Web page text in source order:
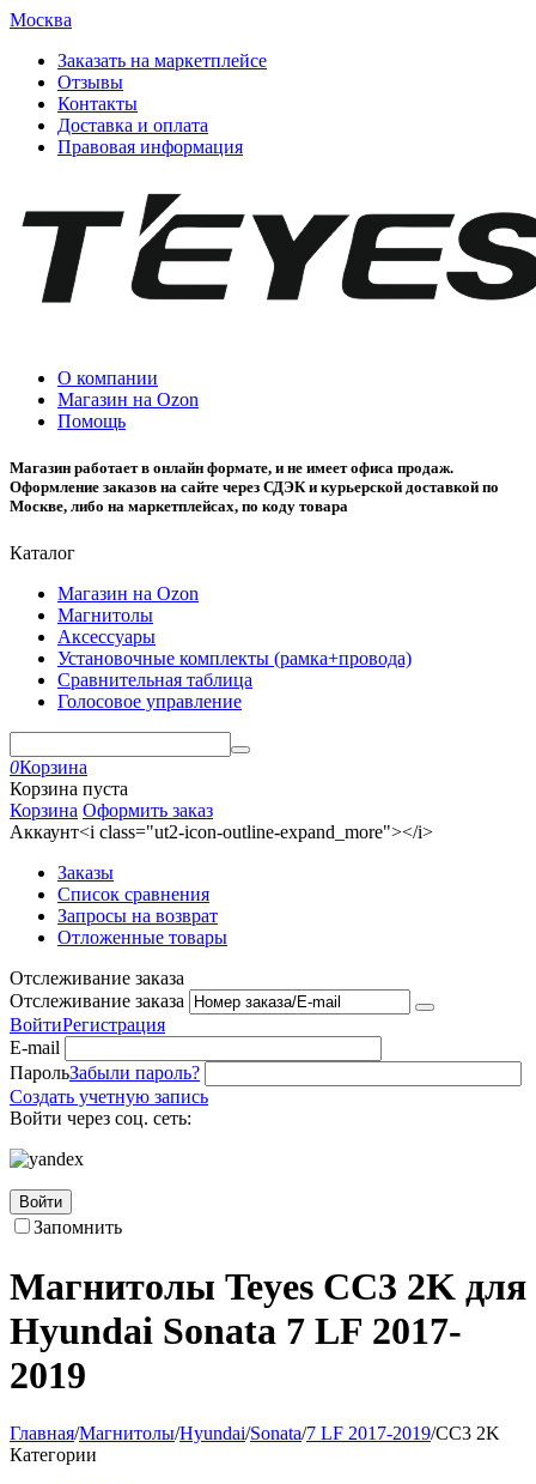
Москва
Заказать на маркетплейсе
Отзывы
Контакты
Доставка и оплата
Правовая информация
О компании
Магазин на Ozon
Помощь
Магазин работает в онлайн формате, и не имеет офиса продаж.
Оформление заказов на сайте через СДЭК и курьерской доставкой по
Москве, либо на маркетплейсах, по коду товара
Каталог
Магазин на Ozon
Магнитолы
Аксессуары
Установочные комплекты (рамка+провода)
Сравнительная таблица
Голосовое управление
0Корзина
Корзина пуста
Корзина Оформить заказ
Аккаунт<i class="ut2-icon-outline-expand_more"></i>
Заказы
Список сравнения
Запросы на возврат
Отложенные товары
Отслеживание заказа
Отслеживание заказа
ВойтиРегистрация
E-mail
ПарольЗабыли пароль?
Создать учетную запись
Войти через соц. сеть:
Войти
Запомнить
Магнитолы Teyes CC3 2K для
Hyundai Sonata 7 LF 2017-
2019
Главная/Магнитолы/Hyundai/Sonata/7 LF 2017-2019/CC3 2K
Категории